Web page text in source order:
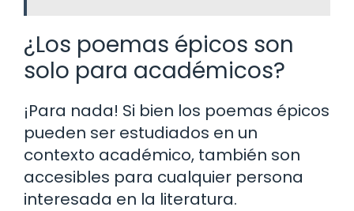
¿Los poemas épicos son
solo para académicos?
¡Para nada! Si bien los poemas épicos
pueden ser estudiados en un
contexto académico, también son
accesibles para cualquier persona
interesada en la literatura.